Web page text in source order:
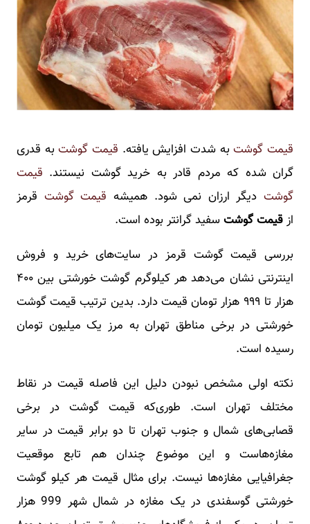
قیمت گوشتبه شدت افزایش یافته. قیمت گوشتبه قدری
گران شده که مردم قادر به خرید گوشت نیستند. قیمت
گوشت دیگر ارزان نمی شود. همیشه قیمت گوشت قرمز
از قیمت گوشتسفید گرانتر بوده است.
بررسی قیمت گوشت قرمز در سایت‌های خرید و فروش
اینترنتی نشان می‌دهد هر کیلوگرم گوشت خورشتی بین ۴۰۰
هزار تا ۹۹۹ هزار تومان قیمت دارد. بدین ترتیب قیمت گوشت
خورشتی در برخی مناطق تهران به مرز یک میلیون تومان
رسیده است.
نکته اولی مشخص نبودن دلیل این فاصله قیمت در نقاط
مختلف تهران است. طوری‌که قیمت گوشت در برخی
قصابی‌های شمال و جنوب تهران تا دو برابر قیمت در سایر
مغازه‌هاست و این موضوع چندان هم تابع موقعیت
جغرافیایی مغازه‌ها نیست. برای مثال قیمت هر کیلو گوشت
خورشتی گوسفندی در یک مغازه در شمال شهر 999 هزار